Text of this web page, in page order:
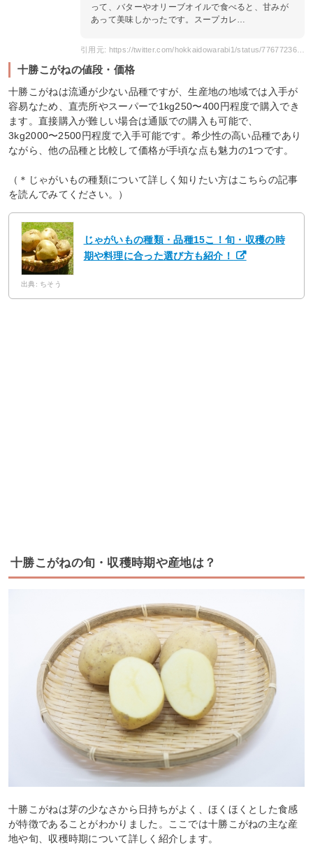
って、バターやオリーブオイルで食べると、甘みが
あって美味しかったです。スープカレ…
引用元: https://twitter.com/hokkaidowarabi1/status/776772368601583616?s=20
十勝こがねの値段・価格
十勝こがねは流通が少ない品種ですが、生産地の地域では入手が
容易なため、直売所やスーパーで1kg250〜400円程度で購入でき
ます。直接購入が難しい場合は通販での購入も可能で、
3kg2000〜2500円程度で入手可能です。希少性の高い品種であり
ながら、他の品種と比較して価格が手頃な点も魅力の1つです。
（＊じゃがいもの種類について詳しく知りたい方はこちらの記事
を読んでみてください。）
じゃがいもの種類・品種15こ！旬・収穫の時
期や料理に合った選び方も紹介！
出典: ちそう
十勝こがねの旬・収穫時期や産地は？
十勝こがねは芽の少なさから日持ちがよく、ほくほくとした食感
が特徴であることがわかりました。ここでは十勝こがねの主な産
地や旬、収穫時期について詳しく紹介します。